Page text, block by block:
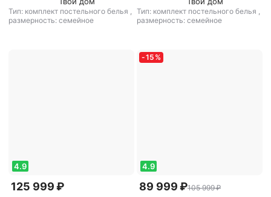
Тип: комплект постельного белья ,
размерность: семейное
Тип: комплект постельного белья ,
размерность: семейное
4.9
125 999 ₽
-15 %
4.9
89 999 ₽105 999 ₽